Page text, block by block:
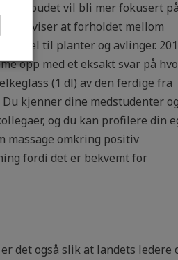
Tilbudet vil bli mer fokusert på
viser at forholdet mellom
gjødsel til planter og avlinger.
opp med et eksakt svar på
(1 dl) av den ferdige fra
kjenner dine medstudenter
og du kan profilere din
massage omkring positiv
fordi det er bekvemt for
det også slik at landets ledere